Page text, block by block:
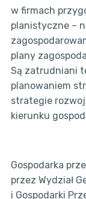
w firmach
planistyczne –
plany
Są zatrudniani
planowaniem
strategie
kierunku
Gospodarka
przez Wydział
i Gospodarki